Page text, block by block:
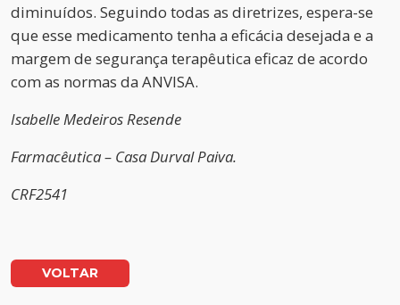
diminuídos. Seguindo todas as diretrizes, espera-se
que esse medicamento tenha a eficácia desejada e a
margem de segurança terapêutica eficaz de acordo
com as normas da ANVISA.
Isabelle Medeiros Resende
Farmacêutica – Casa Durval Paiva.
CRF2541
VOLTAR